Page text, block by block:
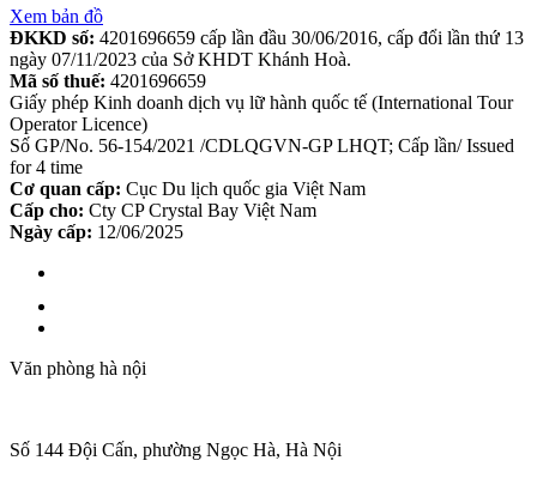
Xem bản đồ
ĐKKD số: 4201696659 cấp lần đầu 30/06/2016, cấp đổi lần thứ 13
ngày 07/11/2023 của Sở KHDT Khánh Hoà.
Mã số thuế: 4201696659
Giấy phép Kinh doanh dịch vụ lữ hành quốc tế (International Tour
Operator Licence)
Số GP/No. 56-154/2021 /CDLQGVN-GP LHQT; Cấp lần/ Issued
for 4 time
Cơ quan cấp: Cục Du lịch quốc gia Việt Nam
Cấp cho: Cty CP Crystal Bay Việt Nam
Ngày cấp: 12/06/2025
Văn phòng hà nội
Số 144 Đội Cấn, phường Ngọc Hà, Hà Nội